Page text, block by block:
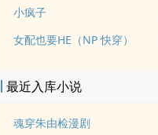
小疯子
女配也要HE（NP 快穿）
最近入库小说
魂穿朱由检漫剧